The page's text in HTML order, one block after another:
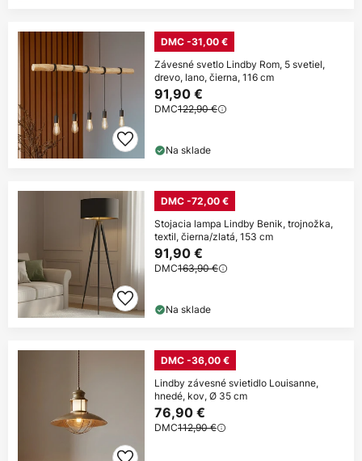
DMC -31,00 €
Závesné svetlo Lindby Rom, 5 svetiel,
drevo, lano, čierna, 116 cm
91,90 €
DMC122,90 €
Na sklade
DMC -72,00 €
Stojacia lampa Lindby Benik, trojnožka,
textil, čierna/zlatá, 153 cm
91,90 €
DMC163,90 €
Na sklade
DMC -36,00 €
Lindby závesné svietidlo Louisanne,
hnedé, kov, Ø 35 cm
76,90 €
DMC112,90 €